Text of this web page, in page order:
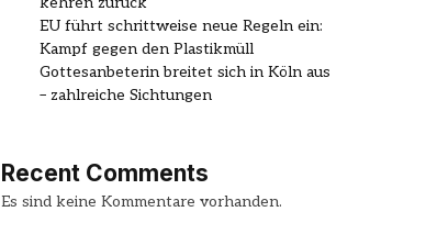
EU führt schrittweise neue Regeln ein:
Kampf gegen den Plastikmüll
Gottesanbeterin breitet sich in Köln aus
– zahlreiche Sichtungen
Recent Comments
Es sind keine Kommentare vorhanden.